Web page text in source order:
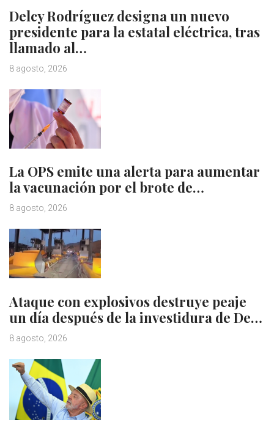
Delcy Rodríguez designa un nuevo
presidente para la estatal eléctrica, tras
llamado al…
8 agosto, 2026
La OPS emite una alerta para aumentar
la vacunación por el brote de…
8 agosto, 2026
Ataque con explosivos destruye peaje
un día después de la investidura de De…
8 agosto, 2026